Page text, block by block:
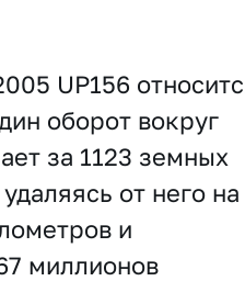
UP156
оборот вокруг
за 1123 земных
от него на
и
миллионов